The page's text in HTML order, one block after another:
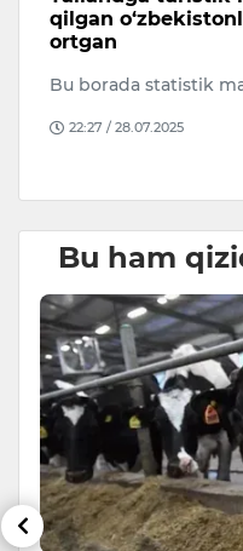
qilgan
ortgan
Bu borada statistik
22:27 / 28.07.2025
Bu ham